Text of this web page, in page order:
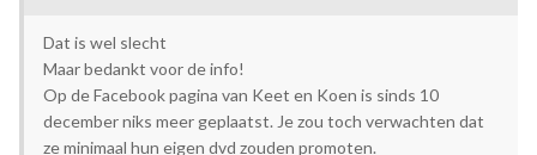
Dat is wel slecht
Maar bedankt voor de info!
Op de Facebook pagina van Keet en Koen is sinds 10
december niks meer geplaatst. Je zou toch verwachten dat
ze minimaal hun eigen dvd zouden promoten.